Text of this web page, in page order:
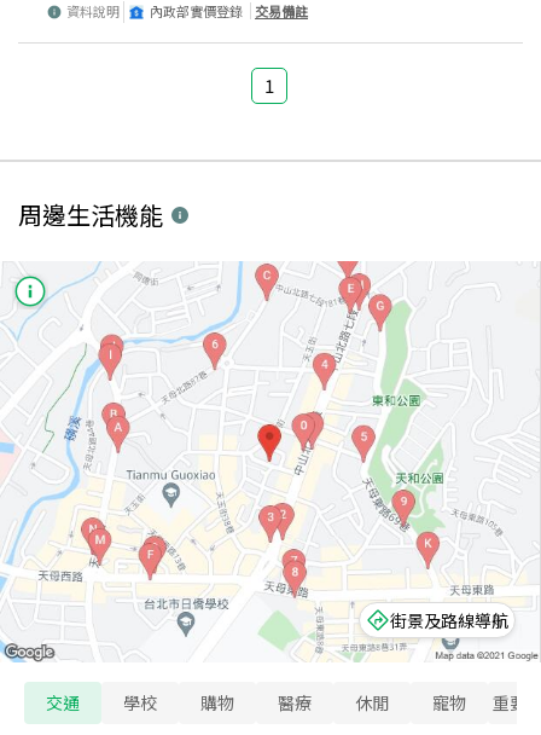
資料說明 內政部實價登錄 交易備註
1
周邊生活機能
街景及路線導航
交通 學校 購物 醫療 休閒 寵物 重要